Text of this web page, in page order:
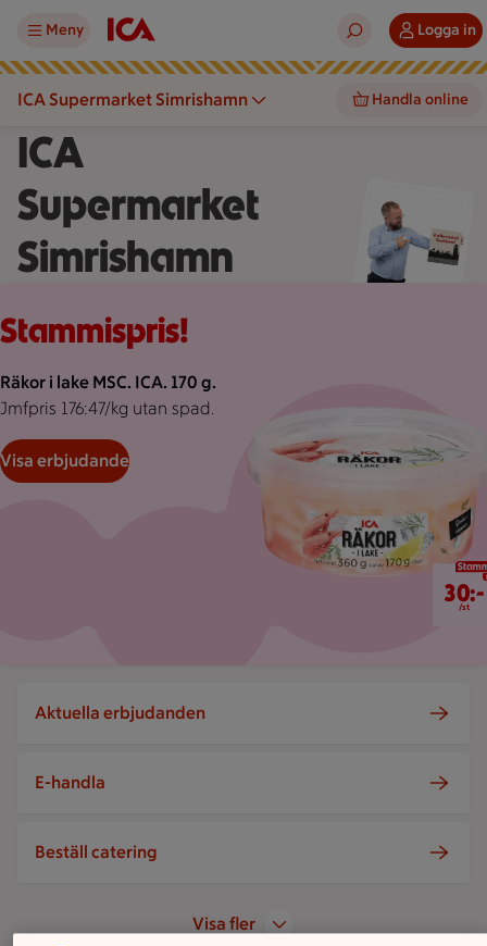
Meny Logga in
ICA Supermarket Simrishamn Handla online
ICA
Supermarket
Simrishamn
Stammispris!
Räkor i lake MSC. ICA. 170 g.
Jmfpris 176:47/kg utan spad.
Visa erbjudande
30 kr/st
30:-
/st
Aktuella erbjudanden
E-handla
Beställ catering
Visa fler